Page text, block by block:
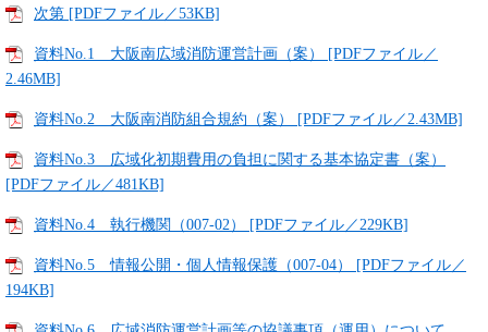
次第 [PDFファイル／53KB]
資料No.1 大阪南広域消防運営計画（案） [PDFファイル／
2.46MB]
資料No.2 大阪南消防組合規約（案） [PDFファイル／2.43MB]
資料No.3 広域化初期費用の負担に関する基本協定書（案）
[PDFファイル／481KB]
資料No.4 執行機関（007-02） [PDFファイル／229KB]
資料No.5 情報公開・個人情報保護（007-04） [PDFファイル／
194KB]